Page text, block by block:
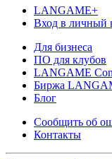
LANGAME+
Вход в личный
Для бизнеса
ПО для клубов
LANGAME
Биржа
Блог
Сообщить об
Контакты